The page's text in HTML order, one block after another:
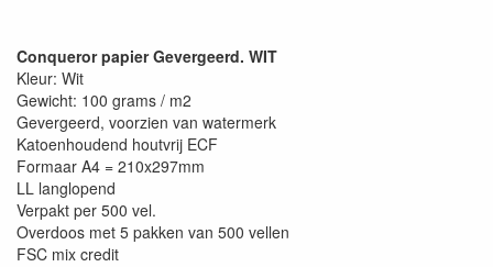
Conqueror papier Gevergeerd. WIT
Kleur: Wit
Gewicht: 100 grams / m2
Gevergeerd, voorzien van watermerk
Katoenhoudend houtvrij ECF
Formaar A4 = 210x297mm
LL langlopend
Verpakt per 500 vel.
Overdoos met 5 pakken van 500 vellen
FSC mix credit